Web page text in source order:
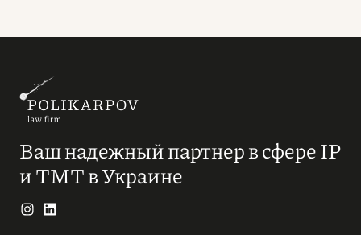
Ваш надежный партнер в сфере IP
и ТМТ в Украине